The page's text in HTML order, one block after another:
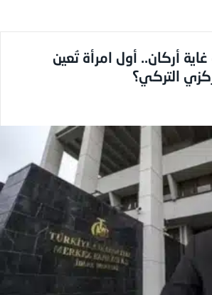
أركان.. أول امرأة تُعين
التركي؟